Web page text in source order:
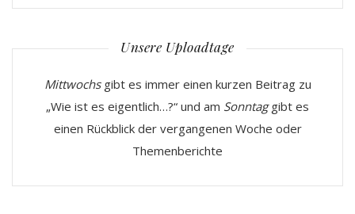
Unsere Uploadtage
Mittwochsgibt es immer einen kurzen Beitrag zu
„Wie ist es eigentlich…?“ und am Sonntaggibt es
einen Rückblick der vergangenen Woche oder
Themenberichte